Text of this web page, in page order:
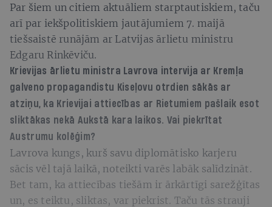
Par šiem un citiem aktuāliem starptautiskiem, taču
arī par iekšpolitiskiem jautājumiem 7. maijā
tiešsaistē runājām ar Latvijas ārlietu ministru
Edgaru Rinkēviču.
Krievijas ārlietu ministra Lavrova intervija ar Kremļa
galveno propagandistu Kiseļovu otrdien sākās ar
atziņu, ka Krievijai attiecības ar Rietumiem pašlaik esot
sliktākas nekā Aukstā kara laikos. Vai piekrītat
Austrumu kolēģim?
Lavrova kungs, kurš savu diplomātisko karjeru
sācis vēl tajā laikā, noteikti varēs labāk salīdzināt.
Bet tam, ka attiecības tiešām ir ārkārtīgi sarežģītas
un, es teiktu, sliktas, var piekrist. Taču tās strauji